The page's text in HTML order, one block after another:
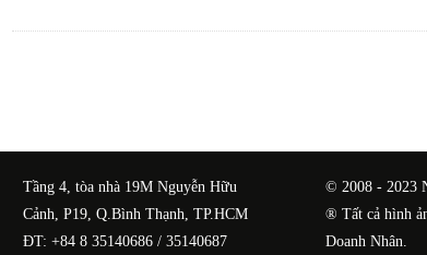
Tầng 4, tòa nhà 19M Nguyễn Hữu
Cảnh, P19, Q.Bình Thạnh, TP.HCM
ĐT: +84 8 35140686 / 35140687
© 2008 - 2023
® Tất cả hình
Doanh Nhân.